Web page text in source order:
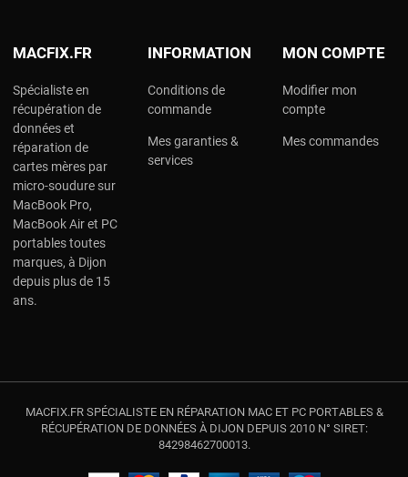
MACFIX.FR
Spécialiste en
récupération de
données et
réparation de
cartes mères par
micro-soudure sur
MacBook Pro,
MacBook Air et PC
portables toutes
marques, à Dijon
depuis plus de 15
ans.
INFORMATION
Conditions de
commande
Mes garanties &
services
MON COMPTE
Modifier mon
compte
Mes commandes
MACFIX.FR SPÉCIALISTE EN RÉPARATION MAC ET PC PORTABLES &
RÉCUPÉRATION DE DONNÉES À DIJON DEPUIS 2010 N° SIRET:
84298462700013.